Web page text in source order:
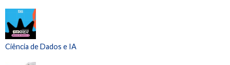
Ciência de Dados e IA